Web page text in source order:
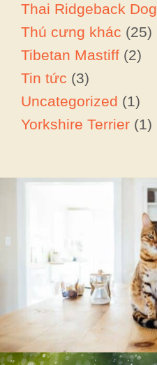
Thai Ridgeback Dog
Thú cưng khác (25)
Tibetan Mastiff (2)
Tin tức (3)
Uncategorized (1)
Yorkshire Terrier (1)